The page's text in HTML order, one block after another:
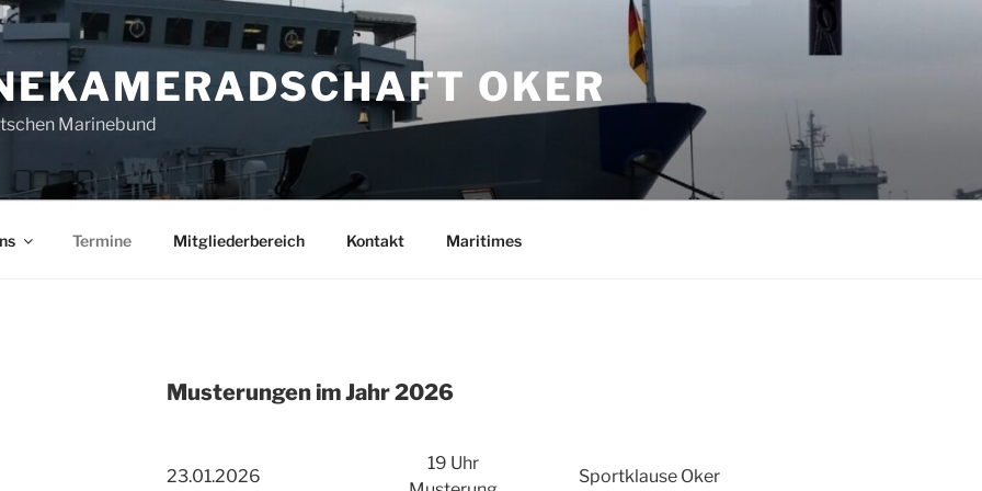
OKER
Marinebund
Termine Mitgliederbereich Kontakt Maritimes
Musterungen im Jahr 2026
23.01.2026
19 Uhr
Sportklause Oker